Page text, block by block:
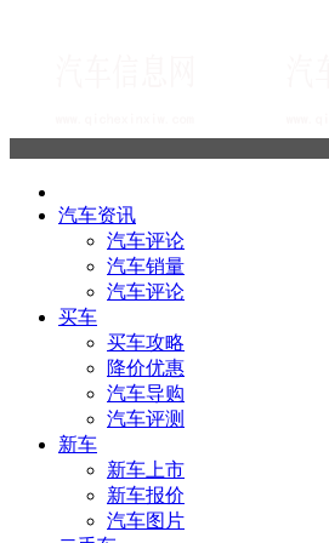
汽车资讯
汽车评论
汽车销量
汽车评论
买车
买车攻略
降价优惠
汽车导购
汽车评测
新车
新车上市
新车报价
汽车图片